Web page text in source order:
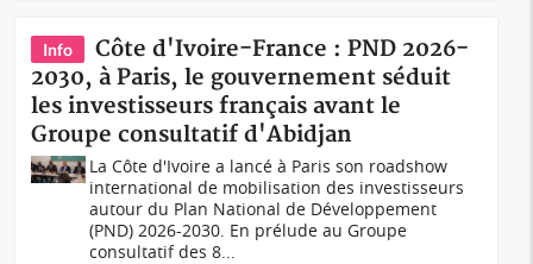
Info
Côte d'Ivoire-France : PND 2026-
2030, à Paris, le gouvernement séduit
les investisseurs français avant le
Groupe consultatif d'Abidjan
La Côte d'Ivoire a lancé à Paris son roadshow
international de mobilisation des investisseurs
autour du Plan National de Développement
(PND) 2026-2030. En prélude au Groupe
consultatif des 8...